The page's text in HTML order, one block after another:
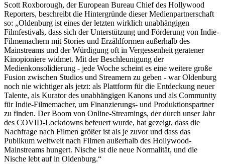
Scott Roxborough, der European Bureau Chief des Hollywood
Reporters, beschreibt die Hintergründe dieser Medienpartnerschaft
so: „Oldenburg ist eines der letzten wirklich unabhängigen
Filmfestivals, dass sich der Unterstützung und Förderung von Indie-
Filmemachern mit Stories und Erzählformen außerhalb des
Mainstreams und der Würdigung oft in Vergessenheit geratener
Kinopioniere widmet. Mit der Beschleunigung der
Medienkonsolidierung - jede Woche scheint es eine weitere große
Fusion zwischen Studios und Streamern zu geben - war Oldenburg
noch nie wichtiger als jetzt: als Plattform für die Entdeckung neuer
Talente, als Kurator des unabhängigen Kanons und als Community
für Indie-Filmemacher, um Finanzierungs- und Produktionspartner
zu finden. Der Boom von Online-Streamings, der durch unser Jahr
des COVID-Lockdowns befeuert wurde, hat gezeigt, dass die
Nachfrage nach Filmen größer ist als je zuvor und dass das
Publikum weltweit nach Filmen außerhalb des Hollywood-
Mainstreams hungert. Nische ist die neue Normalität, und die
Nische lebt auf in Oldenburg.“